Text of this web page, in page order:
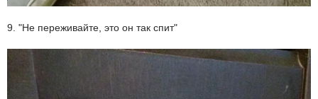
9. "Не переживайте, это он так спит"